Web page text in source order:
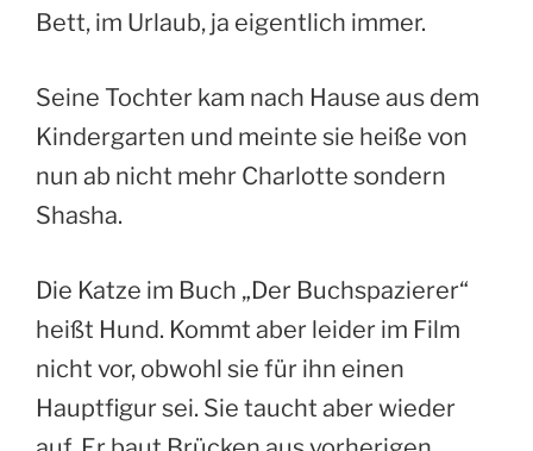
Bett, im Urlaub, ja eigentlich immer.
Seine Tochter kam nach Hause aus dem
Kindergarten und meinte sie heiße von
nun ab nicht mehr Charlotte sondern
Shasha.
Die Katze im Buch „Der Buchspazierer“
heißt Hund. Kommt aber leider im Film
nicht vor, obwohl sie für ihn einen
Hauptfigur sei. Sie taucht aber wieder